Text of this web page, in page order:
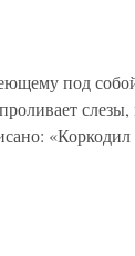
под